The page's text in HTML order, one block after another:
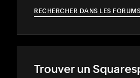
RECHERCHER DANS LES FORUMS
→
Trouver un